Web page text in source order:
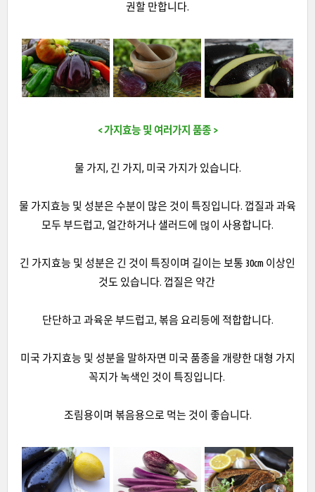
권할 만합니다.
< 가지효능 및 여러가지 품종 >
물 가지, 긴 가지, 미국 가지가 있습니다.
물 가지효능 및 성분은 수분이 많은 것이 특징입니다. 껍질과 과육
모두 부드럽고, 얼간하거나 샐러드에 먾이 사용합니다.
긴 가지효능 및 성분은 긴 것이 특징이며 길이는 보통 30cm 이상인
것도 있습니다. 껍질은 약간
단단하고 과육운 부드럽고, 볶음 요리등에 적합합니다.
미국 가지효능 및 성분을 말하자면 미국 품종을 개량한 대형 가지
꼭지가 녹색인 것이 특징입니다.
조림용이며 볶음용으로 먹는 것이 좋습니다.